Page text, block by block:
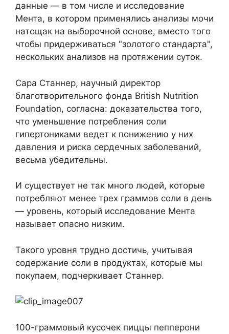
данные — в том числе и исследование
Мента, в котором применялись анализы мочи
натощак на выборочной основе, вместо того
чтобы придерживаться "золотого стандарта",
нескольких анализов на протяжении суток.
Сара Станнер, научный директор
благотворительного фонда British Nutrition
Foundation, согласна: доказательства того,
что уменьшение потребления соли
гипертониками ведет к понижению у них
давления и риска сердечных заболеваний,
весьма убедительны.
И существует не так много людей, которые
потребляют менее трех граммов соли в день
— уровень, который исследование Мента
называет опасно низким.
Такого уровня трудно достичь, учитывая
содержание соли в продуктах, которые мы
покупаем, подчеркивает Станнер.
100-граммовый кусочек пиццы пепперони